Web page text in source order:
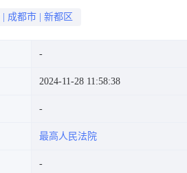
公告
成都市 新都区
2024-11-28 11:58:38
最高人民法院